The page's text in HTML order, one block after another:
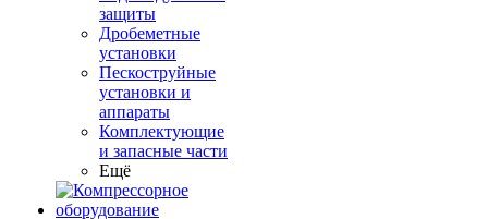
защиты
Дробеметные
установки
Пескоструйные
установки и
аппараты
Комплектующие
и запасные части
Ещё